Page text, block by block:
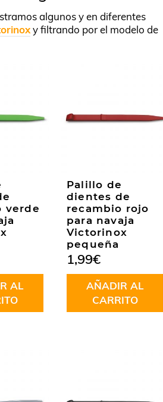
algunos y en diferentes
y filtrando por el modelo de
verde
AL
Palillo de
dientes de
recambio rojo
para navaja
Victorinox
pequeña
1,99€
AÑADIR AL
CARRITO